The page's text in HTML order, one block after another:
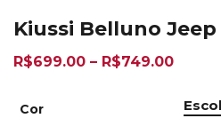
Kiussi Belluno
R$699.00 – R$749.00
Cor